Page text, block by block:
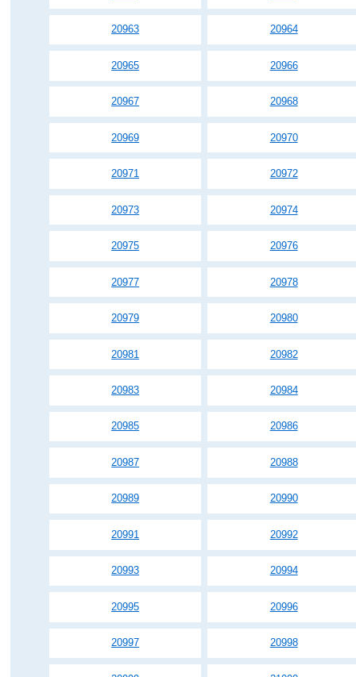
20963 20964
20965 20966
20967 20968
20969 20970
20971 20972
20973 20974
20975 20976
20977 20978
20979 20980
20981 20982
20983 20984
20985 20986
20987 20988
20989 20990
20991 20992
20993 20994
20995 20996
20997 20998